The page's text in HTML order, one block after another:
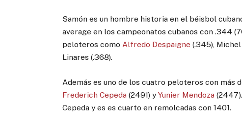
Samón es un hombre historia en el béisbol
average en los campeonatos cubanos con .344
peloteros comoAlfredo Despaigne (.345),
Linares (.368).
Además es uno de los cuatro peloteros con más
Frederich Cepeda (2491) yYunier Mendoza
Cepeda y es es cuarto en remolcadas con 1401.